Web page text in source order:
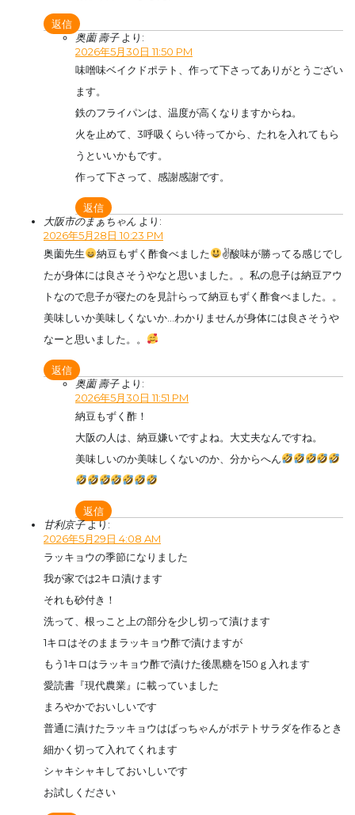
返信
奥薗 壽子 より:
2026年5月30日 11:50 PM
味噌味ベイクドポテト、作って下さってありがとうござい
ます。
鉄のフライパンは、温度が高くなりますからね。
火を止めて、3呼吸くらい待ってから、たれを入れてもら
うといいかもです。
作って下さって、感謝感謝です。
返信
大阪市のまぁちゃん より:
2026年5月28日 10:23 PM
奥薗先生
納豆もずく酢食べました
✌酸味が勝ってる感じでし
たが身体には良さそうやなと思いました。。私の息子は納豆アウ
トなので息子が寝たのを見計らって納豆もずく酢食べました。。
美味しいか美味しくないか…わかりませんが身体には良さそうや
なーと思いました。。
返信
奥薗 壽子 より:
2026年5月30日 11:51 PM
納豆もずく酢！
大阪の人は、納豆嫌いですよね。大丈夫なんですね。
美味しいのか美味しくないのか、分からへん
返信
甘利京子より:
2026年5月29日 4:08 AM
ラッキョウの季節になりました
我が家では2キロ漬けます
それも砂付き！
洗って、根っこと上の部分を少し切って漬けます
1キロはそのままラッキョウ酢で漬けますが
もう1キロはラッキョウ酢で漬けた後黒糖を150ｇ入れます
愛読書『現代農業』に載っていました
まろやかでおいしいです
普通に漬けたラッキョウはばっちゃんがポテトサラダを作るとき
細かく切って入れてくれます
シャキシャキしておいしいです
お試しください